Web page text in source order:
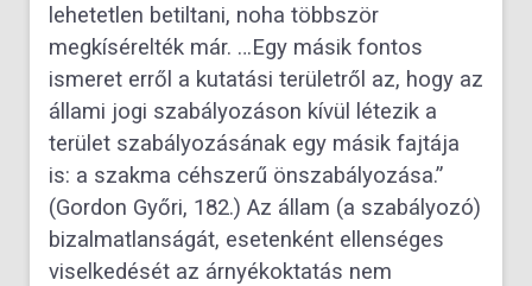
lehetetlen betiltani, noha többször
megkísérelték már. …Egy másik fontos
ismeret erről a kutatási területről az, hogy az
állami jogi szabályozáson kívül létezik a
terület szabályozásának egy másik fajtája
is: a szakma céhszerű önszabályozása.”
(Gordon Győri, 182.) Az állam (a szabályozó)
bizalmatlanságát, esetenként ellenséges
viselkedését az árnyékoktatás nem